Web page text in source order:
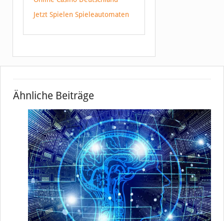
Jetzt Spielen Spieleautomaten
Ähnliche Beiträge